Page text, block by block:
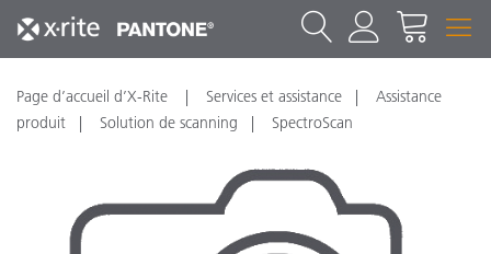
Page d’accueil d’X-Rite Services et assistance
Assistance
produit
Solution de scanning SpectroScan